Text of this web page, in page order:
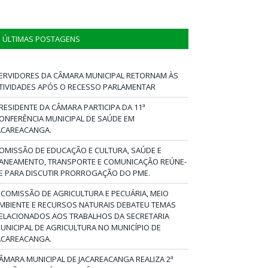
ÚLTIMAS POSTAGENS
DA CÂMARA MUNICIPAL RETORNAM ÀS
APÓS O RECESSO PARLAMENTAR
DA CÂMARA PARTICIPA DA 11ª
MUNICIPAL DE SAÚDE EM
DE EDUCAÇÃO E CULTURA, SAÚDE E
TRANSPORTE E COMUNICAÇÃO REÚNE-
PARA DISCUTIR PRORROGAÇÃO DO PME.
DE AGRICULTURA E PECUÁRIA, MEIO
E RECURSOS NATURAIS DEBATEU TEMAS
AOS TRABALHOS DA SECRETARIA
DE AGRICULTURA NO MUNICÍPIO DE
MUNICIPAL DE JACAREACANGA REALIZA 2ª